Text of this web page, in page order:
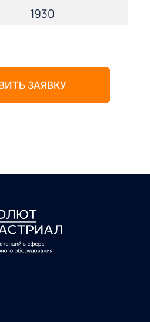
1930
ЗАЯВКУ